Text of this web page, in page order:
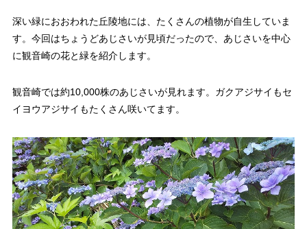
深い緑におおわれた丘陵地には、たくさんの植物が自生していま
す。今回はちょうどあじさいが見頃だったので、あじさいを中心
に観音崎の花と緑を紹介します。
観音崎では約10,000株のあじさいが見れます。ガクアジサイもセ
イヨウアジサイもたくさん咲いてます。